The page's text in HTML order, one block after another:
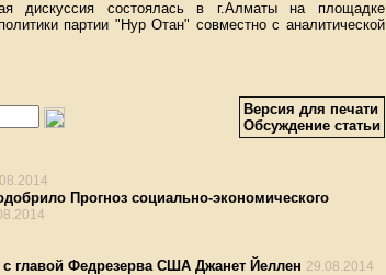
дискуссия состоялась в г.Алматы на площадке
партии "Нур Отан" совместно с аналитической
Версия для печати
Обсуждение статьи
Прогноз социально-экономического
с главой Федрезерва США Джанет Йеллен 29.08.2014